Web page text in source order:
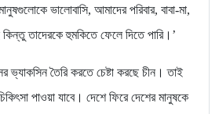
ভালোবাসি, আমাদের পরিবার, বাবা-মা,
তাদেরকে হুমকিতে ফেলে দিতে পারি।’
ভ্যাকসিন তৈরি করতে চেষ্টা করছে চীন। তাই
পাওয়া যাবে। দেশে ফিরে দেশের মানুষকে